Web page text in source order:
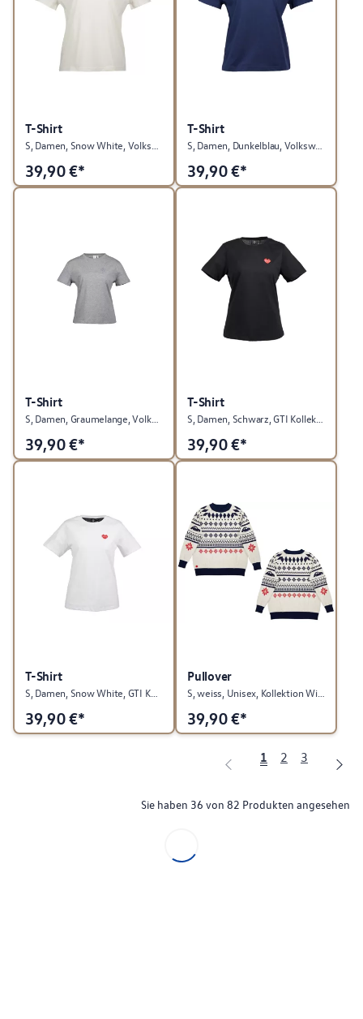
T-Shirt
39,90€*
T-Shirt
S, Damen, Dunkelblau, Volkswagen Kollektion
39,90€*
T-Shirt
S, Damen, Graumelange, Volkswagen Kollektion
39,90€*
T-Shirt
S, Damen, Schwarz, GTI Kollektion
39,90€*
T-Shirt
S, Damen, Snow White, GTI Kollektion
39,90€*
Pullover
S, weiss, Unisex, Kollektion Winter/Weihnachten
39,90€*
1 2 3
Sie haben 36 von 82 Produkten angesehen